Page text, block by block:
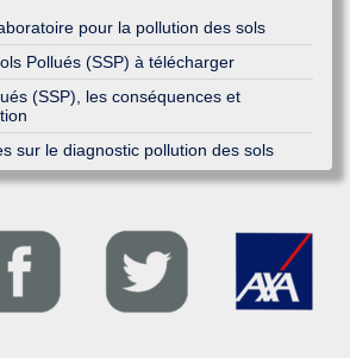
pour la pollution des sols
Pollués (SSP) à télécharger
(SSP), les conséquences et
sur le diagnostic pollution des sols